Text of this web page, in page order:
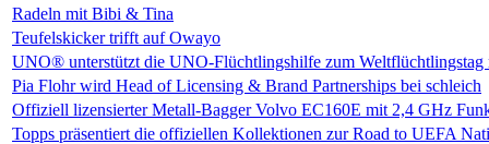
Radeln mit Bibi & Tina
Teufelskicker trifft auf Owayo
UNO® unterstützt die UNO-Flüchtlingshilfe zum Weltflüchtlingstag
Pia Flohr wird Head of Licensing & Brand Partnerships bei schleich
Offiziell lizensierter Metall-Bagger Volvo EC160E mit 2,4 GHz
Topps präsentiert die offiziellen Kollektionen zur Road to UEFA